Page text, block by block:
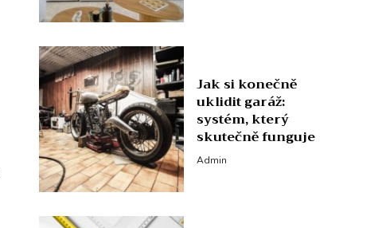
Jak si konečně
uklidit garáž:
systém, který
skutečně funguje
Admin